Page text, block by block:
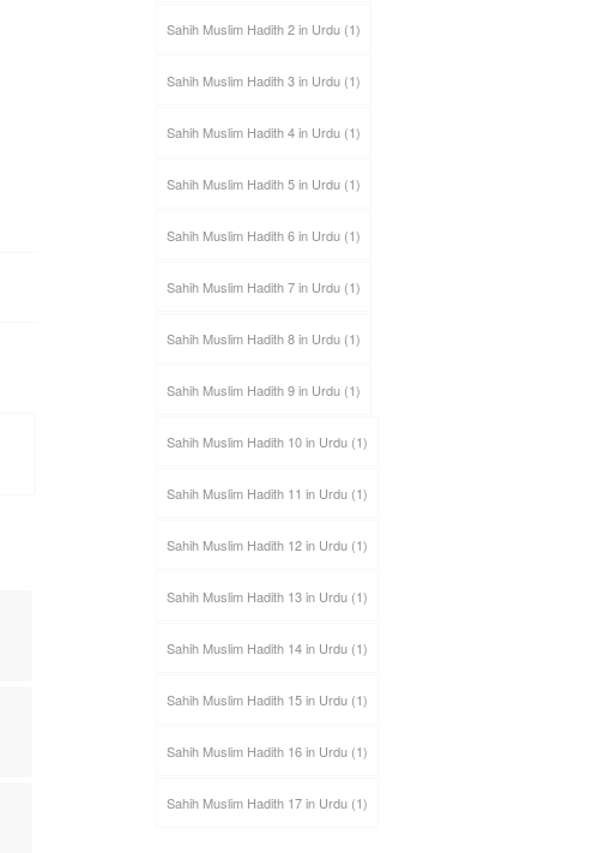
Sahih Muslim Hadith 2 in Urdu(1)
Sahih Muslim Hadith 3 in Urdu(1)
Sahih Muslim Hadith 4 in Urdu(1)
Sahih Muslim Hadith 5 in Urdu(1)
Sahih Muslim Hadith 6 in Urdu(1)
Sahih Muslim Hadith 7 in Urdu(1)
Sahih Muslim Hadith 8 in Urdu(1)
Sahih Muslim Hadith 9 in Urdu(1)
Sahih Muslim Hadith 10 in Urdu(1)
Sahih Muslim Hadith 11 in Urdu(1)
Sahih Muslim Hadith 12 in Urdu(1)
Sahih Muslim Hadith 13 in Urdu(1)
Sahih Muslim Hadith 14 in Urdu(1)
Sahih Muslim Hadith 15 in Urdu(1)
Sahih Muslim Hadith 16 in Urdu(1)
Sahih Muslim Hadith 17 in Urdu(1)